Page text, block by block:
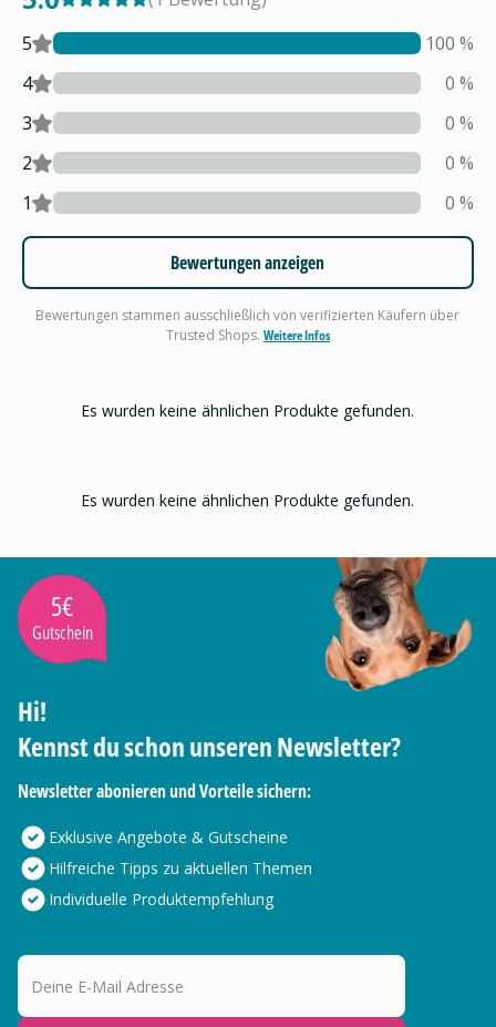
5
100 %
4
0 %
3
0 %
2
0 %
1
0 %
Bewertungen anzeigen
Bewertungen stammen ausschließlich von verifizierten Käufern über
Trusted Shops. Weitere Infos
Es wurden keine ähnlichen Produkte gefunden.
Es wurden keine ähnlichen Produkte gefunden.
5€
Gutschein
Hi!
Kennst du schon unseren Newsletter?
Newsletter abonieren und Vorteile sichern:
Exklusive Angebote & Gutscheine
Hilfreiche Tipps zu aktuellen Themen
Individuelle Produktempfehlung
Deine E-Mail Adresse